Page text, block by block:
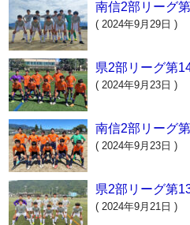
南信2部リーグ
( 2024年9月29日 )
県2部リーグ第
( 2024年9月23日 )
南信2部リーグ
( 2024年9月23日 )
県2部リーグ第
( 2024年9月21日 )